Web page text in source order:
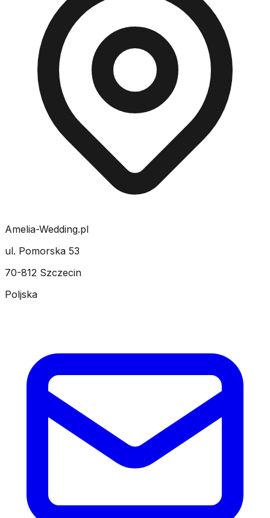
Amelia-Wedding.pl
ul. Pomorska 53
70-812 Szczecin
Poljska